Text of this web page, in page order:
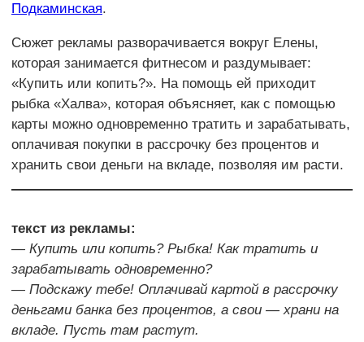
Подкаминская.
Сюжет рекламы разворачивается вокруг Елены,
которая занимается фитнесом и раздумывает:
«Купить или копить?». На помощь ей приходит
рыбка «Халва», которая объясняет, как с помощью
карты можно одновременно тратить и зарабатывать,
оплачивая покупки в рассрочку без процентов и
хранить свои деньги на вкладе, позволяя им расти.
текст из рекламы:
— Купить или копить? Рыбка! Как тратить и
зарабатывать одновременно?
— Подскажу тебе! Оплачивай картой в рассрочку
деньгами банка без процентов, а свои — храни на
вкладе. Пусть там растут.